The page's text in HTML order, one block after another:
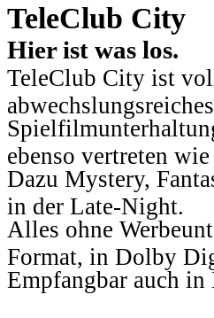
TeleClub City
Hier ist was los.
TeleClub City ist
ebenso vertreten
Dazu Mystery,
in der Late-Night.
Alles ohne
Format, in Dolby
Empfangbar auch